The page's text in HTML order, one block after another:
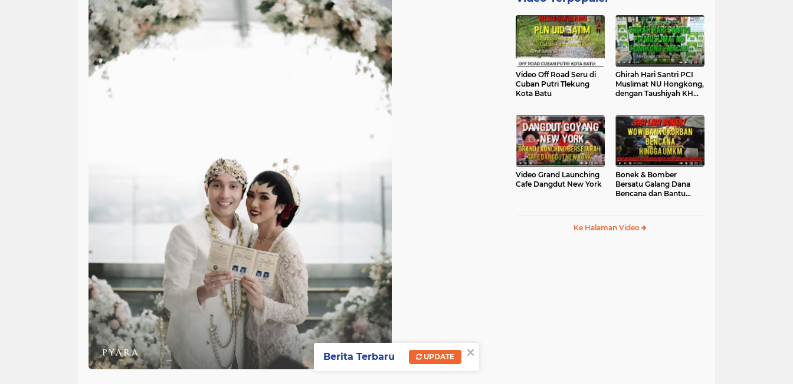
Video Off Road Seru di
Cuban Putri Tlekung
Kota Batu
Ghirah Hari Santri PCI
Muslimat NU Hongkong,
dengan Taushiyah KH
Video Grand Launching
Cafe Dangdut New York
Bonek & Bomber
Bersatu Galang Dana
Bencana dan Bantu
Ke Halaman Video
×
Berita Terbaru UPDATE